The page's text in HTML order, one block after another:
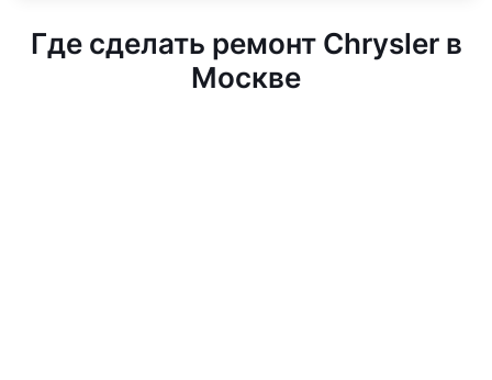
Где сделать ремонт Chrysler в
Москве